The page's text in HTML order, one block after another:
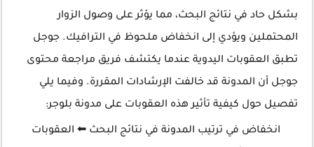
بشكل حاد في نتائج البحث، مما يؤثر على وصول الزوار
المحتملين ويؤدي إلى انخفاض ملحوظ في الترافيك. جوجل
تطبق العقوبات اليدوية عندما يكتشف فريق مراجعة محتوى
جوجل أن المدونة قد خالفت الإرشادات المقررة. وفيما يلي
تفصيل حول كيفية تأثير هذه العقوبات على مدونة بلوجر:
انخفاض في ترتيب المدونة في نتائج البحث ⬅ العقوبات